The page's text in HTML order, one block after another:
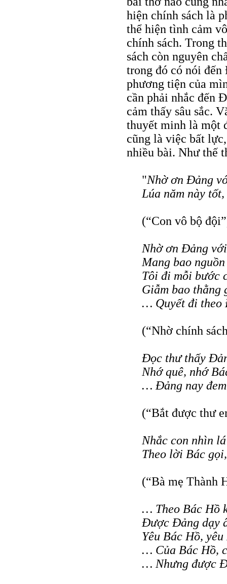
hiện chính sách là
thể hiện tình cảm
chính sách. Trong
sách còn nguyên
trong đó có nói đến
phương tiện của
cần phải nhắc đến
cảm thấy sâu sắc.
thuyết minh là một
cũng là việc bất
nhiều bài. Như thế
"Nhờ ơn Đảng
Lúa năm này
(“Con vô bộ
Nhờ ơn Đảng
Mang bao
Tôi đi mỗi bước
Giẫm bao thằng
… Quyết đi theo
(“Nhờ chính
Đọc thư thấy
Nhớ quê, nhớ
… Đảng nay
(“Bắt được thư
Nhắc con nhìn
Theo lời Bác
(“Bà mẹ Thành
… Theo Bác Hồ
Được Đảng dạy
Yêu Bác Hồ,
… Của Bác Hồ,
… Nhưng được